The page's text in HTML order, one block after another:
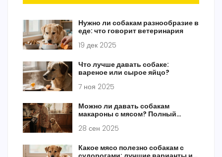
Нужно ли собакам разнообразие в
еде: что говорит ветеринария
19 дек 2025
Что лучше давать собаке:
вареное или сырое яйцо?
7 ноя 2025
Можно ли давать собакам
макароны с мясом? Полный
28 сен 2025
Какое мясо полезно собакам с